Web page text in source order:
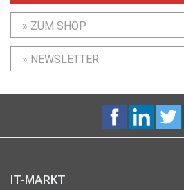
» ZUM SHOP
» NEWSLETTER
IT-MARKT